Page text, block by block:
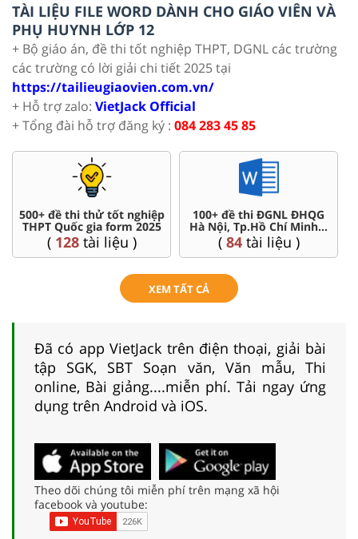
TÀI LIỆU FILE WORD DÀNH CHO GIÁO VIÊN VÀ
PHỤ HUYNH LỚP 12
+ Bộ giáo án, đề thi tốt nghiệp THPT, DGNL các trường
các trường có lời giải chi tiết 2025 tại
https://tailieugiaovien.com.vn/
+ Hỗ trợ zalo: VietJack Official
+ Tổng đài hỗ trợ đăng ký : 084 283 45 85
500+ đề thi thử tốt nghiệp
THPT Quốc gia form 2025
( 128tài liệu )
100+ đề thi ĐGNL ĐHQG
Hà Nội, Tp.Hồ Chí Minh...
( 84tài liệu )
XEM TẤT CẢ
Đã có app VietJack trên điện thoại, giải bài
tập SGK, SBT Soạn văn, Văn mẫu, Thi
online, Bài giảng....miễn phí. Tải ngay ứng
dụng trên Android và iOS.
Theo dõi chúng tôi miễn phí trên mạng xã hội
facebook và youtube: